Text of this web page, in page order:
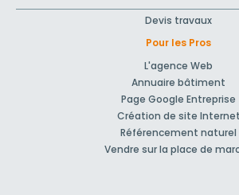
Devis travaux
Pour les Pros
L'agence Web
Annuaire bâtiment
Page Google Entreprise
Création de site Internet
Référencement naturel
Vendre sur la place de